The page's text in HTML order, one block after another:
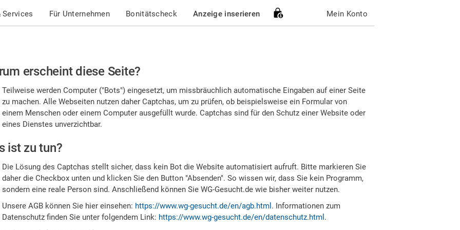
Services Für Unternehmen Bonitätscheck Anzeige inserieren Mein Konto
erscheint diese Seite?
Teilweise werden Computer ("Bots") eingesetzt, um missbräuchlich automatische Eingaben auf einer Seite
zu machen. Alle Webseiten nutzen daher Captchas, um zu prüfen, ob beispielsweise ein Formular von
einem Menschen oder einem Computer ausgefüllt wurde. Captchas sind für den Schutz einer Website oder
eines Dienstes unverzichtbar.
ist zu tun?
Die Lösung des Captchas stellt sicher, dass kein Bot die Website automatisiert aufruft. Bitte markieren Sie
daher die Checkbox unten und klicken Sie den Button "Absenden". So wissen wir, dass Sie kein Programm,
sondern eine reale Person sind. Anschließend können Sie WG-Gesucht.de wie bisher weiter nutzen.
Unsere AGB können Sie hier einsehen: https://www.wg-gesucht.de/en/agb.html . Informationen zum
Datenschutz finden Sie unter folgendem Link: https://www.wg-gesucht.de/en/datenschutz.html .